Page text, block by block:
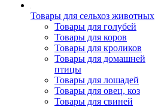
Товары для сельхоз животных
Товары для голубей
Товары для коров
Товары для кроликов
Товары для домашней
птицы
Товары для лошадей
Товары для овец, коз
Товары для свиней